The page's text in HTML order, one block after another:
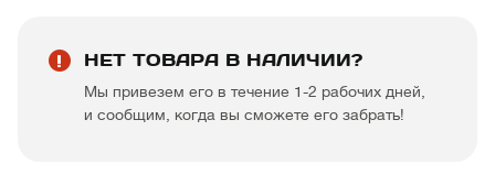
НЕТ ТОВАРА В НАЛИЧИИ?
Мы привезем его в течение 1-2 рабочих дней,
и сообщим, когда вы сможете его забрать!